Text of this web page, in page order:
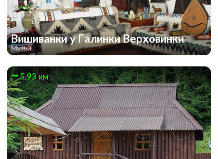
Вишиванки у Галинки Верховинки
Музей
5.93 км